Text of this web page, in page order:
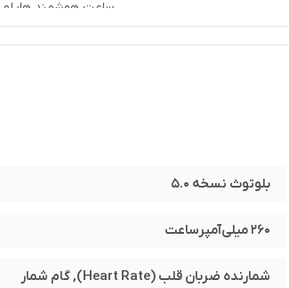
ساعت هوشمند هایلو Haylou LS02
بلوتوث نسخه ۵.۰
260 میلی‌آمپرساعت
شمارنده ضربان قلب (Heart Rate), گام شمار